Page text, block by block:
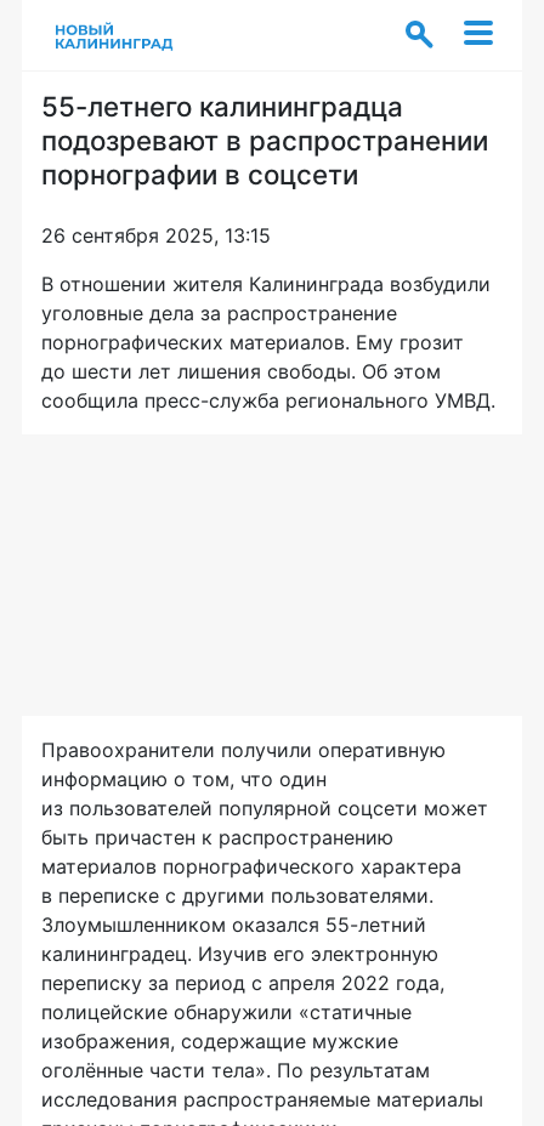
55-летнего калининградца
подозревают в распространении
порнографии в соцсети
26 сентября 2025, 13:15
В отношении жителя Калининграда возбудили
уголовные дела за распространение
порнографических материалов. Ему грозит
до шести лет лишения свободы. Об этом
сообщила пресс-служба регионального УМВД.
Правоохранители получили оперативную
информацию о том, что один
из пользователей популярной соцсети может
быть причастен к распространению
материалов порнографического характера
в переписке с другими пользователями.
Злоумышленником оказался 55-летний
калининградец. Изучив его электронную
переписку за период с апреля 2022 года,
полицейские обнаружили «статичные
изображения, содержащие мужские
оголённые части тела». По результатам
исследования распространяемые материалы